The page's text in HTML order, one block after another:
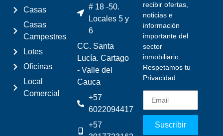
Casas
Casas
Campestres
Lotes
Oficinas
Local
Comercial
# 18 -50.
Locales 5 y
6
CC. Santa
Lucía. Cartago
- Valle del
Cauca
+57
6022094417
+57
recibir ofertas,
noticias e
información
importante del
sector
inmobiliario.
Respetamos tu
Privacidad.
Suscribir